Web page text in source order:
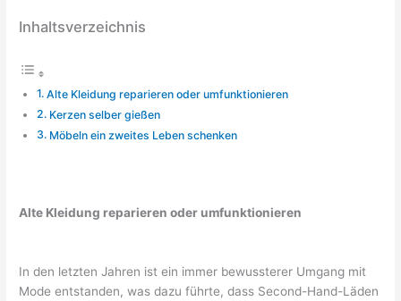
Inhaltsverzeichnis
Alte Kleidung reparieren oder umfunktionieren
Kerzen selber gießen
Möbeln ein zweites Leben schenken
Alte Kleidung reparieren oder umfunktionieren
In den letzten Jahren ist ein immer bewussterer Umgang mit
Mode entstanden, was dazu führte, dass Second-Hand-Läden